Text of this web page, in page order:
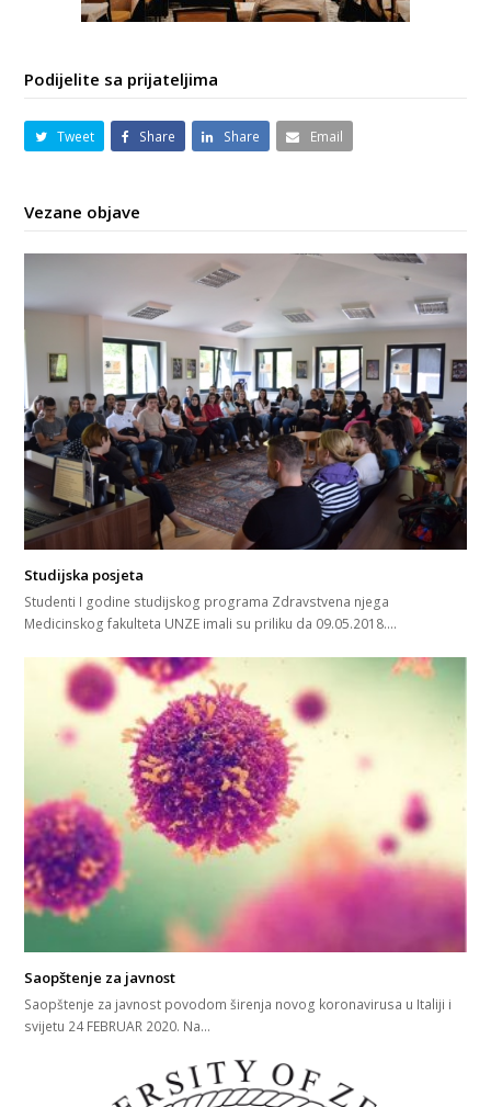
Podijelite sa prijateljima
Tweet Share Share Email
Vezane objave
Studijska posjeta
Studenti I godine studijskog programa Zdravstvena njega
Medicinskog fakulteta UNZE imali su priliku da 09.05.2018.…
Saopštenje za javnost
Saopštenje za javnost povodom širenja novog koronavirusa u Italiji i
svijetu 24 FEBRUAR 2020. Na…